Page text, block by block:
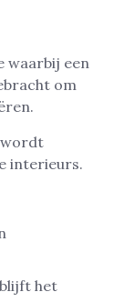
waarbij een
om
wordt
interieurs.
het